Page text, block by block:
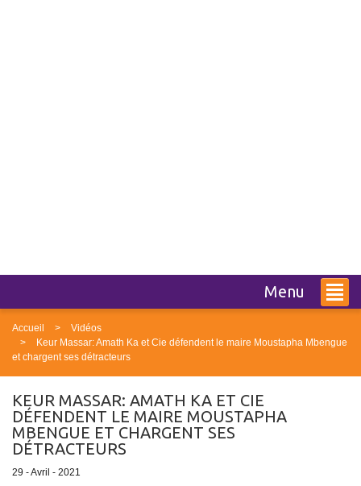
Menu
Accueil
Vidéos
Keur Massar: Amath Ka et Cie défendent le maire Moustapha Mbengue
et chargent ses détracteurs
KEUR MASSAR: AMATH KA ET CIE
DÉFENDENT LE MAIRE MOUSTAPHA
MBENGUE ET CHARGENT SES
DÉTRACTEURS
29 - Avril - 2021